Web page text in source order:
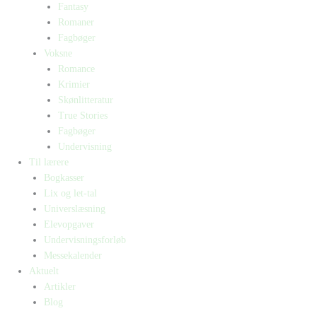
Fantasy
Romaner
Fagbøger
Voksne
Romance
Krimier
Skønlitteratur
True Stories
Fagbøger
Undervisning
Til lærere
Bogkasser
Lix og let-tal
Universlæsning
Elevopgaver
Undervisningsforløb
Messekalender
Aktuelt
Artikler
Blog